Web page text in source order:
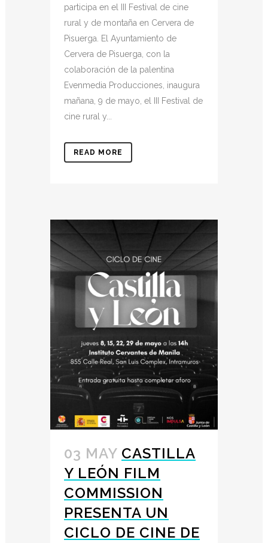
participa en el III Festival de cine
rural y de montaña en Cervera de
Pisuerga. El Ayuntamiento de
Cervera de Pisuerga, con la
colaboración de la palentina
Evenmedia Producciones, inaugura
mañana, 9 de mayo, el III Festival de
cine rural y...
READ MORE
03 MAY CASTILLA
Y LEÓN FILM
COMMISSION
PRESENTA UN
CICLO DE CINE DE